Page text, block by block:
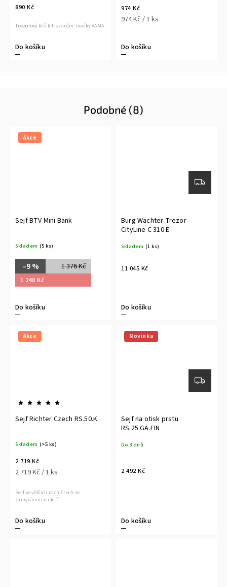
890 Kč
Do košíku
Trezorový klíč k trezorům značky VAMA
974 Kč
974 Kč / 1 ks
Do košíku
Podobné (8)
Akce
Sejf BTV Mini Bank
Skladem (5 ks)
1 376 Kč
–9 %
1 240 Kč
Do košíku
Burg Wächter Trezor
CityLine C 310 E
Skladem (1 ks)
11 045 Kč
Do košíku
Akce
Sejf Richter Czech RS.50.K
Skladem (>5 ks)
2 719 Kč
2 719 Kč / 1 ks
Do košíku
Sejf ve větších rozměrech se
zamykáním na klíč
Novinka
Sejf na otisk prstu
RS.25.GA.FIN
Do 3 dnů
2 492 Kč
Do košíku